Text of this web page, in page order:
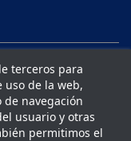
terceros para
de la web,
navegación
usuario y otras
permitimos el